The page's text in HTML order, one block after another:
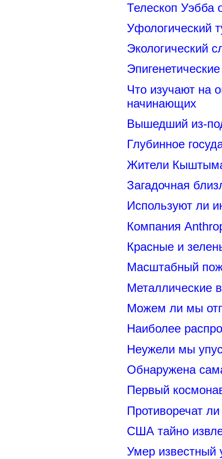
Телескоп Уэбба
Уфологический
Экологический
Что изучают на
начинающих
Вышедший из-
Глубинное
Жители
Загадочная
Используют ли
Компания
Красные и
Масштабный
Металлические
Можем ли мы
Наиболее
Неужели мы
Обнаружена
Первый
Противоречат
США тайно
Умер